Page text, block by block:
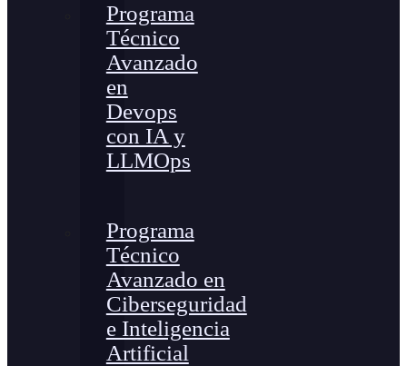
Programa
Técnico
Avanzado
en
Devops
con IA y
LLMOps
Programa
Técnico
Avanzado en
Ciberseguridad
e Inteligencia
Artificial